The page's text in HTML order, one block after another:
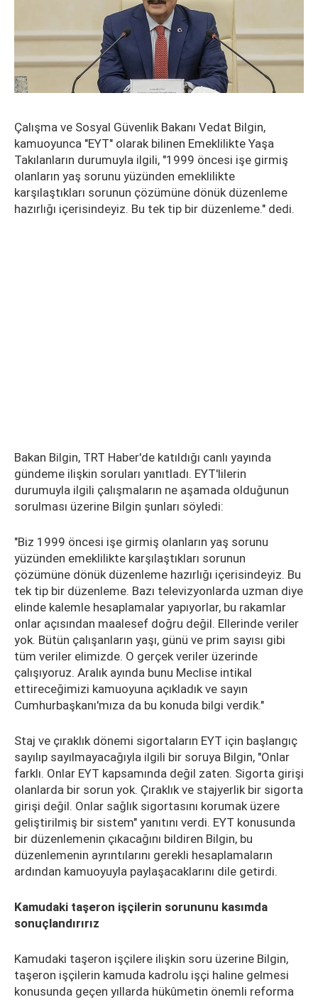
Çalışma ve Sosyal Güvenlik Bakanı Vedat Bilgin,
kamuoyunca "EYT" olarak bilinen Emeklilikte Yaşa
Takılanların durumuyla ilgili, "1999 öncesi işe girmiş
olanların yaş sorunu yüzünden emeklilikte
karşılaştıkları sorunun çözümüne dönük düzenleme
hazırlığı içerisindeyiz. Bu tek tip bir düzenleme." dedi.
Bakan Bilgin, TRT Haber'de katıldığı canlı yayında
gündeme ilişkin soruları yanıtladı. EYT'lilerin
durumuyla ilgili çalışmaların ne aşamada olduğunun
sorulması üzerine Bilgin şunları söyledi:
"Biz 1999 öncesi işe girmiş olanların yaş sorunu
yüzünden emeklilikte karşılaştıkları sorunun
çözümüne dönük düzenleme hazırlığı içerisindeyiz. Bu
tek tip bir düzenleme. Bazı televizyonlarda uzman diye
elinde kalemle hesaplamalar yapıyorlar, bu rakamlar
onlar açısından maalesef doğru değil. Ellerinde veriler
yok. Bütün çalışanların yaşı, günü ve prim sayısı gibi
tüm veriler elimizde. O gerçek veriler üzerinde
çalışıyoruz. Aralık ayında bunu Meclise intikal
ettireceğimizi kamuoyuna açıkladık ve sayın
Cumhurbaşkanı'mıza da bu konuda bilgi verdik."
Staj ve çıraklık dönemi sigortaların EYT için başlangıç
sayılıp sayılmayacağıyla ilgili bir soruya Bilgin, "Onlar
farklı. Onlar EYT kapsamında değil zaten. Sigorta girişi
olanlarda bir sorun yok. Çıraklık ve stajyerlik bir sigorta
girişi değil. Onlar sağlık sigortasını korumak üzere
geliştirilmiş bir sistem" yanıtını verdi. EYT konusunda
bir düzenlemenin çıkacağını bildiren Bilgin, bu
düzenlemenin ayrıntılarını gerekli hesaplamaların
ardından kamuoyuyla paylaşacaklarını dile getirdi.
Kamudaki taşeron işçilerin sorununu kasımda
sonuçlandırırız
Kamudaki taşeron işçilere ilişkin soru üzerine Bilgin,
taşeron işçilerin kamuda kadrolu işçi haline gelmesi
konusunda geçen yıllarda hükûmetin önemli reforma